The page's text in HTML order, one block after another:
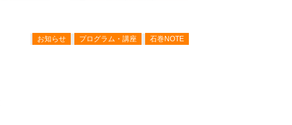
お知らせ プログラム・講座 石巻NOTE